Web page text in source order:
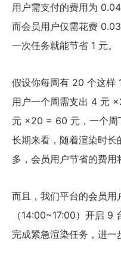
用户需支付的费用为
而会员用户仅需花费
一次任务就能节省 1 元。
假设你每周有 20 个这样
用户一个周需支出 4 元
元 ×20 = 60 元，一个周
长期来看，随着渲染时长
多，会员用户节省的费用
而且，我们平台的会员用
（14:00~17:00）开启 9
完成紧急渲染任务，进一